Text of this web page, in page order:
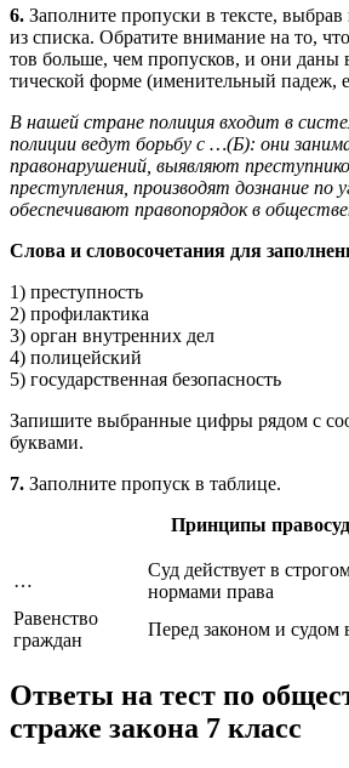
6. Заполните пропуски в тексте,
из списка. Обратите внимание на то,
тов больше, чем пропусков, и они даны
тической форме (именительный падеж,
В нашей стране полиция входит в
полиции ведут борьбу с …(Б): они
правонарушений, выявляют
преступления, производят дознание по
обеспечивают правопорядок в
Слова и словосочетания для
1) преступность
2) профилактика
3) орган внутренних дел
4) полицейский
5) государственная безопасность
Запишите выбранные цифры рядом с
буквами.
7. Заполните пропуск в таблице.
Принципы
…
Суд действует в
нормами права
Равенство
граждан
Перед законом и судом
Ответы на тест по
страже закона 7 класс